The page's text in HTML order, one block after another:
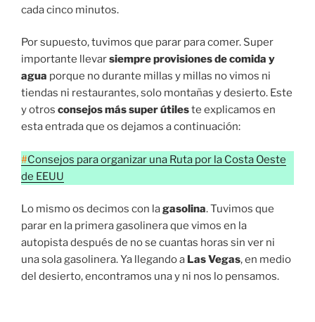
cada cinco minutos.
Por supuesto, tuvimos que parar para comer. Super
importante llevarsiempre provisiones de comida y
agua porque no durante millas y millas no vimos ni
tiendas ni restaurantes, solo montañas y desierto. Este
y otros consejos más super útileste explicamos en
esta entrada que os dejamos a continuación:
#Consejos para organizar una Ruta por la Costa Oeste
de EEUU
Lo mismo os decimos con lagasolina. Tuvimos que
parar en la primera gasolinera que vimos en la
autopista después de no se cuantas horas sin ver ni
una sola gasolinera. Ya llegando a Las Vegas, en medio
del desierto, encontramos una y ni nos lo pensamos.